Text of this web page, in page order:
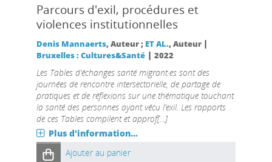
Parcours d'exil, procédures et
violences institutionnelles
Denis Mannaerts, Auteur ; ET AL., Auteur |
Bruxelles : Cultures&Santé| 2022
Les Tables d’échanges santé migrant·es sont des
journées de rencontre intersectorielle, de partage de
pratiques et de réflexions sur une thématique touchant
la santé des personnes ayant vécu l’exil. Les rapports
de ces Tables compilent et approf[...]
Plus d'information...
Ajouter au panier